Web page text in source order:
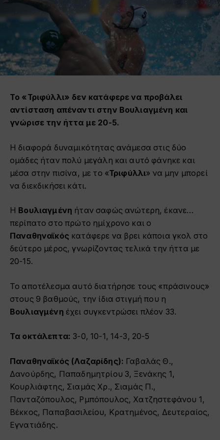
Το «Τριφύλλι» δεν κατάφερε να προβάλει
αντίσταση απέναντι στην Βουλιαγμένη και
γνώρισε την ήττα με 20-5.
Η διαφορά δυναμικότητας ανάμεσα στις δύο
ομάδες ήταν πολύ μεγάλη και αυτό φάνηκε και
μέσα στην πισίνα, με το «Τριφύλλι» να μην μπορεί
να διεκδικήσει κάτι.
Η Βουλιαγμένη ήταν σαφώς ανώτερη, έκανε…
περίπατο στο πρώτο ημίχρονο και ο
Παναθηναϊκός κατάφερε να βρει κάποια γκολ στο
δεύτερο μέρος, γνωρίζοντας τελικά την ήττα με
20-15.
Το αποτέλεσμα αυτό διατήρησε τους «πράσινους»
στους 9 βαθμούς, την ίδια στιγμή που η
Βουλιαγμένη έχει συγκεντρώσει πλέον 33.
Τα οκτάλεπτα: 3-0, 10-1, 14-3, 20-5
Παναθηναϊκός (Λαζαρίδης): Γαβαλάς Θ.,
Δανούρδης, Παπαδημητρίου 3, Ξενάκης 1,
Κουρλιάφτης, Σιαμάς Χρ., Σιαμάς Π.,
Πανταζόπουλος, Ρμπόπουλος, Χατζηστεφάνου 1,
Βέκκος, Παπαβασιλείου, Κρατημένος, Δευτεραίος,
Εγνατιάδης.